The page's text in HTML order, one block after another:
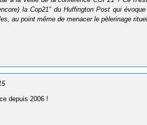
la Cop21” du Huffington Post qui
au point même de menacer le pèlerinage
depuis 2006 !